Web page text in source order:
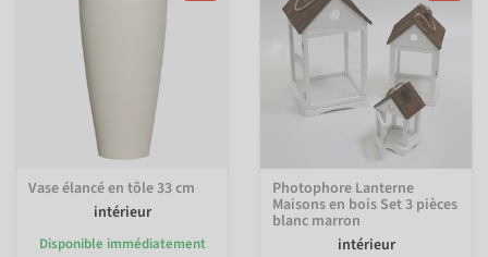
Vase élancé en tôle 33 cm
intérieur
Disponible immédiatement
Photophore Lanterne
Maisons en bois Set 3 pièces
blanc marron
intérieur